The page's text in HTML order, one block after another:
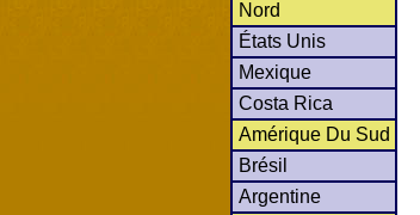
Nord
États Unis
Mexique
Costa Rica
Amérique Du Sud
Brésil
Argentine